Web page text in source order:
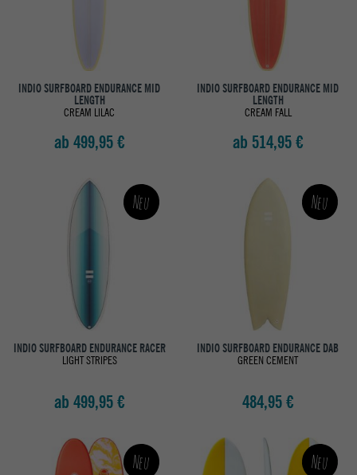
INDIO SURFBOARD ENDURANCE MID
LENGTH
CREAM LILAC
ab 499,95 €
INDIO SURFBOARD ENDURANCE MID
LENGTH
CREAM FALL
ab 514,95 €
Neu
INDIO SURFBOARD ENDURANCE RACER
LIGHT STRIPES
ab 499,95 €
Neu
INDIO SURFBOARD ENDURANCE DAB
GREEN CEMENT
484,95 €
Neu Neu